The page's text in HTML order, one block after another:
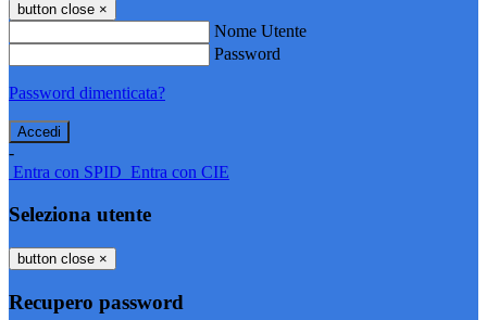
button close ×
Nome Utente
Password
Password dimenticata?
-
Entra con SPID Entra con CIE
Seleziona utente
button close ×
Recupero password